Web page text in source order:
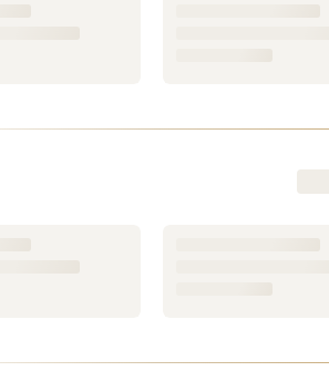
les fragrances Balmain
références disponibles chez Tendance